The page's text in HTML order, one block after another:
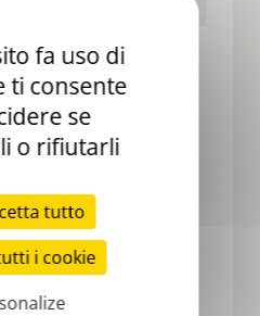
di lavoro
fa uso di
ti consente
se
o rifiutarli
tutto
i cookie